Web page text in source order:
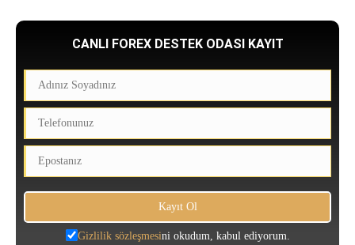
CANLI FOREX DESTEK ODASI KAYIT
Gizlilik sözleşmesini okudum, kabul ediyorum.